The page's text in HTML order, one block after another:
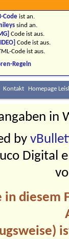
Codeist an.
sind an.
Code ist aus.
Code ist aus.
Code ist aus.
Regeln
Kontakt Homepage
in
by
Digital
in